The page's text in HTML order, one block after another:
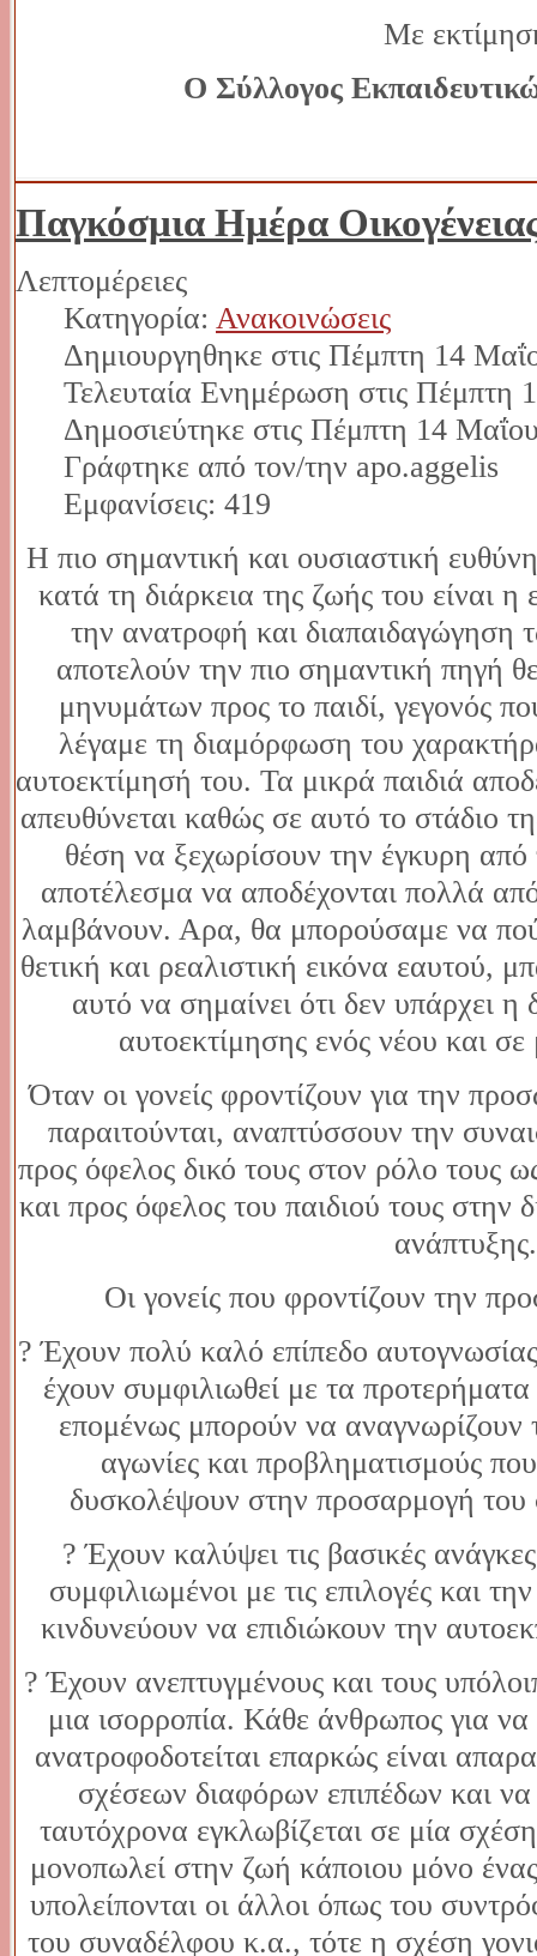
Με
Ο Σύλλογος
Παγκόσμια Ημέρα
Λεπτομέρειες
Κατηγορία: Ανακοινώσεις
Δημιουργηθηκε στις Πέμπτη 14
Τελευταία Ενημέρωση στις Πέμπτη
Δημοσιεύτηκε στις Πέμπτη 14
Γράφτηκε από τον/την apo.aggelis
Εμφανίσεις: 419
Η πιο σημαντική και ουσιαστική
κατά τη διάρκεια της ζωής του είναι
την ανατροφή και διαπαιδαγώγηση
αποτελούν την πιο σημαντική πηγή
μηνυμάτων προς το παιδί, γεγονός
λέγαμε τη διαμόρφωση του
αυτοεκτίμησή του. Τα μικρά παιδιά
απευθύνεται καθώς σε αυτό το στάδιο
θέση να ξεχωρίσουν την έγκυρη
αποτέλεσμα να αποδέχονται πολλά
λαμβάνουν. Αρα, θα μπορούσαμε να
θετική και ρεαλιστική εικόνα εαυτού,
αυτό να σημαίνει ότι δεν υπάρχει η
αυτοεκτίμησης ενός νέου και
Όταν οι γονείς φροντίζουν για την
παραιτούνται, αναπτύσσουν την
προς όφελος δικό τους στον ρόλο τους
και προς όφελος του παιδιού τους στην
ανάπτυξης.
Οι γονείς που φροντίζουν την
? Έχουν πολύ καλό επίπεδο
έχουν συμφιλιωθεί με τα
επομένως μπορούν να αναγνωρίζουν
αγωνίες και προβληματισμούς
δυσκολέψουν στην προσαρμογή του
? Έχουν καλύψει τις βασικές
συμφιλιωμένοι με τις επιλογές και
κινδυνεύουν να επιδιώκουν την
? Έχουν ανεπτυγμένους και τους
μια ισορροπία. Κάθε άνθρωπος για
ανατροφοδοτείται επαρκώς είναι
σχέσεων διαφόρων επιπέδων και
ταυτόχρονα εγκλωβίζεται σε μία
μονοπωλεί στην ζωή κάποιου μόνο
υπολείπονται οι άλλοι όπως του
του συναδέλφου κ.α., τότε η σχέση